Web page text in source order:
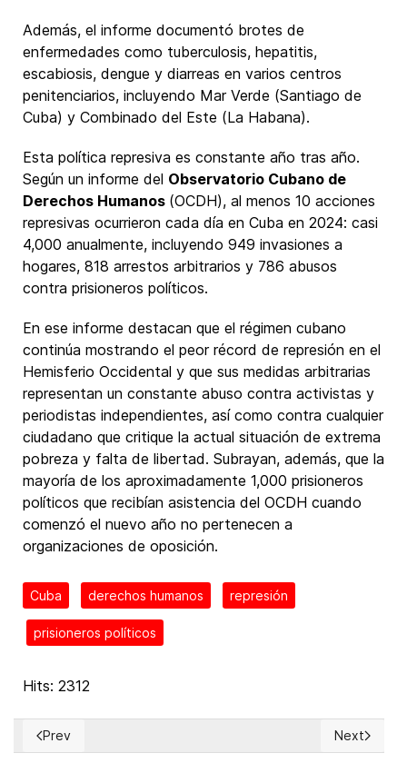
Además, el informe documentó brotes de
enfermedades como tuberculosis, hepatitis,
escabiosis, dengue y diarreas en varios centros
penitenciarios, incluyendo Mar Verde (Santiago de
Cuba) y Combinado del Este (La Habana).
Esta política represiva es constante año tras año.
Según un informe del Observatorio Cubano de
Derechos Humanos (OCDH), al menos 10 acciones
represivas ocurrieron cada día en Cuba en 2024: casi
4,000 anualmente, incluyendo 949 invasiones a
hogares, 818 arrestos arbitrarios y 786 abusos
contra prisioneros políticos.
En ese informe destacan que el régimen cubano
continúa mostrando el peor récord de represión en el
Hemisferio Occidental y que sus medidas arbitrarias
representan un constante abuso contra activistas y
periodistas independientes, así como contra cualquier
ciudadano que critique la actual situación de extrema
pobreza y falta de libertad. Subrayan, además, que la
mayoría de los aproximadamente 1,000 prisioneros
políticos que recibían asistencia del OCDH cuando
comenzó el nuevo año no pertenecen a
organizaciones de oposición.
Cuba derechos humanos represión
prisioneros políticos
Hits: 2312
Previous article: 8 NUEVOS PRISIONEROS POLÍTICOS en
Prev Next
Next